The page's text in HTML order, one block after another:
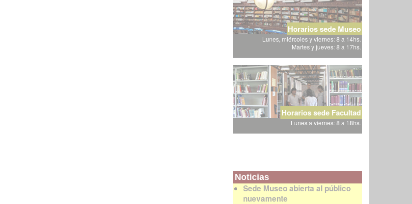
Horarios sede Museo
Lunes, miércoles y viernes: 8 a 14hs.
Martes y jueves: 8 a 17hs.
Horarios sede Facultad
Lunes a viernes: 8 a 18hs.
Noticias
Sede Museo abierta al público
nuevamente